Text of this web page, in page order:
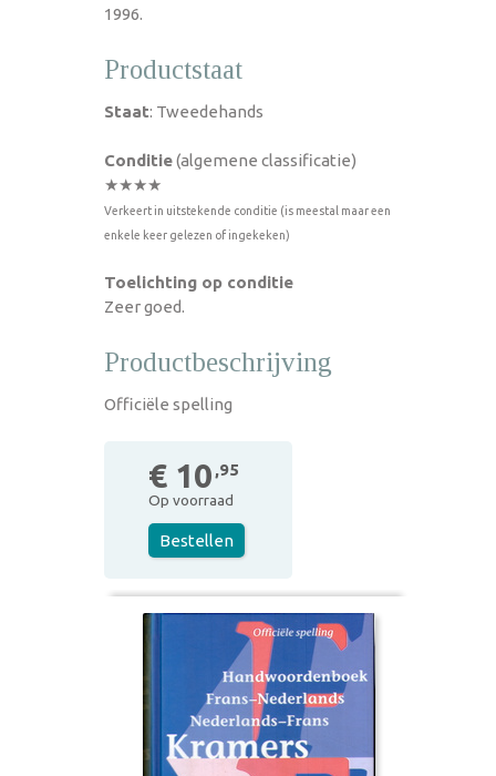
1996.
Productstaat
Staat: Tweedehands
Conditie(algemene classificatie)
★★★★
Verkeert in uitstekende conditie (is meestal maar een
enkele keer gelezen of ingekeken)
Toelichting op conditie
Zeer goed.
Productbeschrijving
Officiële spelling
€ 10 ,95
Op voorraad
Bestellen